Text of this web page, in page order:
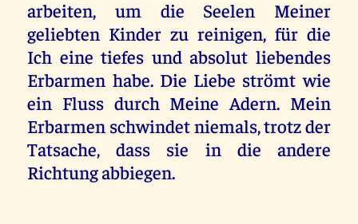
arbeiten, um die Seelen Meiner
geliebten Kinder zu reinigen, für die
Ich eine tiefes und absolut liebendes
Erbarmen habe. Die Liebe strömt wie
ein Fluss durch Meine Adern. Mein
Erbarmen schwindet niemals, trotz der
Tatsache, dass sie in die andere
Richtung abbiegen.